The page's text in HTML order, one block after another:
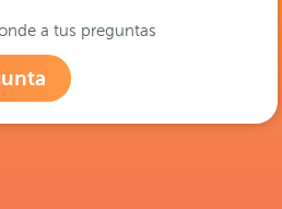
a tus preguntas